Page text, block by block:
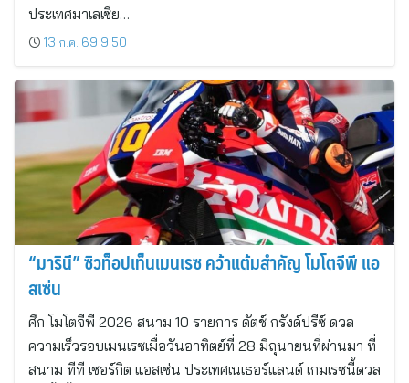
ประเทศมาเลเซีย…
13 ก.ค. 69 9:50
“มารินี” ซิวท็อปเท็นเมนเรซ คว้าแต้มสำคัญ โมโตจีพี แอ
สเซ่น
ศึก โมโตจีพี 2026 สนาม 10 รายการ ดัตช์ กรังด์ปรีซ์ ดวล
ความเร็วรอบเมนเรซเมื่อวันอาทิตย์ที่ 28 มิถุนายนที่ผ่านมา ที่
สนาม ทีที เซอร์กิต แอสเซ่น ประเทศเนเธอร์แลนด์ เกมเรซนี้ดวล